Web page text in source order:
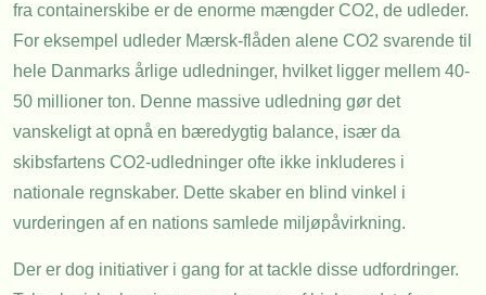
fra containerskibe er de enorme mængder CO2, de udleder.
For eksempel udleder Mærsk-flåden alene CO2 svarende til
hele Danmarks årlige udledninger, hvilket ligger mellem 40-
50 millioner ton. Denne massive udledning gør det
vanskeligt at opnå en bæredygtig balance, især da
skibsfartens CO2-udledninger ofte ikke inkluderes i
nationale regnskaber. Dette skaber en blind vinkel i
vurderingen af en nations samlede miljøpåvirkning.
Der er dog initiativer i gang for at tackle disse udfordringer.